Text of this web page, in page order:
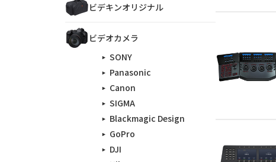
ビデキンオリジナル
ビデオカメラ
SONY
Panasonic
Canon
SIGMA
Blackmagic Design
GoPro
DJI